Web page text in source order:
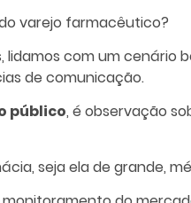
varejo farmacêutico?
com um cenário
de comunicação.
público, é observação
seja ela de grande,